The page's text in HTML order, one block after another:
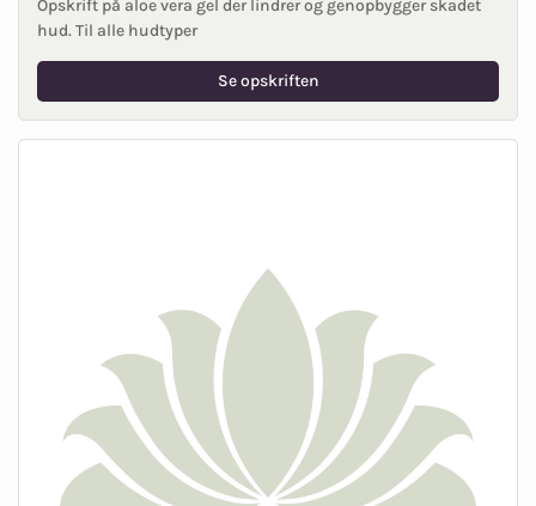
Opskrift på aloe vera gel der lindrer og genopbygger skadet
hud. Til alle hudtyper
Se opskriften